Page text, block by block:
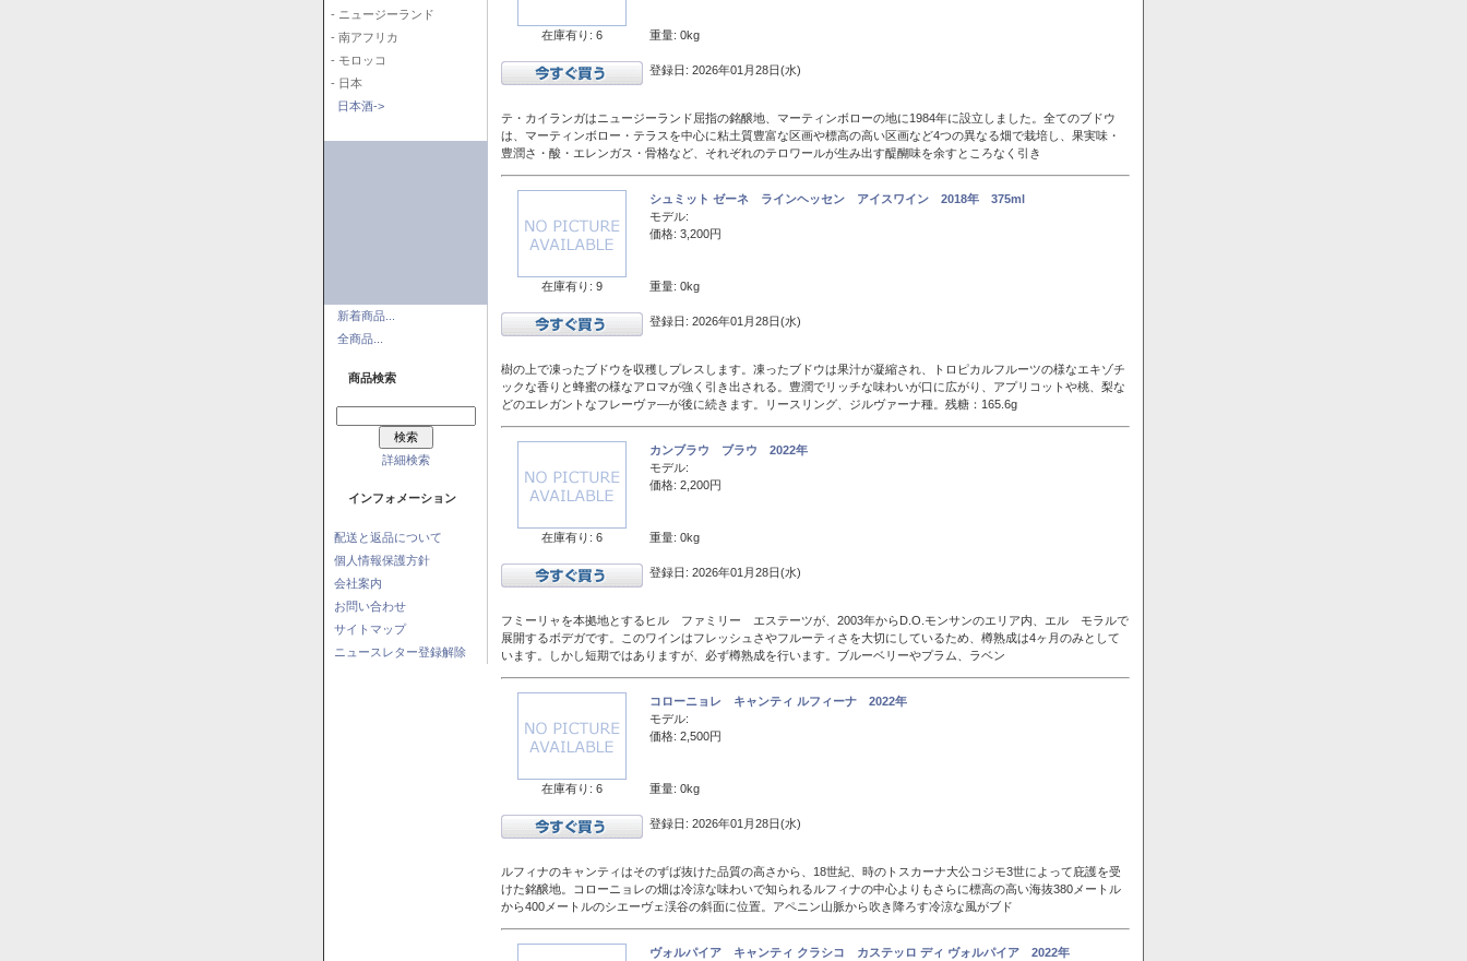
- ニュージーランド
- 南アフリカ
- モロッコ
- 日本
日本酒->
新着商品...
全商品...
商品検索
詳細検索
インフォメーション
配送と返品について
個人情報保護方針
会社案内
お問い合わせ
サイトマップ
ニュースレター登録解除
在庫有り: 6 重量: 0kg
登録日: 2026年01月28日(水)
テ・カイランガはニュージーランド屈指の銘醸地、マーティンボローの地に1984年に設立しました。全てのブドウ
は、マーティンボロー・テラスを中心に粘土質豊富な区画や標高の高い区画など4つの異なる畑で栽培し、果実味・
豊潤さ・酸・エレンガス・骨格など、それぞれのテロワールが生み出す醍醐味を余すところなく引き
在庫有り: 9
シュミット ゼーネ ラインヘッセン アイスワイン 2018年 375ml
モデル:
価格: 3,200円
重量: 0kg
登録日: 2026年01月28日(水)
樹の上で凍ったブドウを収穫しプレスします。凍ったブドウは果汁が凝縮され、トロピカルフルーツの様なエキゾチ
ックな香りと蜂蜜の様なアロマが強く引き出される。豊潤でリッチな味わいが口に広がり、アプリコットや桃、梨な
どのエレガントなフレーヴァ―が後に続きます。リースリング、ジルヴァーナ種。残糖：165.6g
在庫有り: 6
カンブラウ ブラウ 2022年
モデル:
価格: 2,200円
重量: 0kg
登録日: 2026年01月28日(水)
フミーリャを本拠地とするヒル ファミリー エステーツが、2003年からD.O.モンサンのエリア内、エル モラルで
展開するボデガです。このワインはフレッシュさやフルーティさを大切にしているため、樽熟成は4ヶ月のみとして
います。しかし短期ではありますが、必ず樽熟成を行います。ブルーベリーやプラム、ラベン
在庫有り: 6
コローニョレ キャンティ ルフィーナ 2022年
モデル:
価格: 2,500円
重量: 0kg
登録日: 2026年01月28日(水)
ルフィナのキャンティはそのずば抜けた品質の高さから、18世紀、時のトスカーナ大公コジモ3世によって庇護を受
けた銘醸地。コローニョレの畑は冷涼な味わいで知られるルフィナの中心よりもさらに標高の高い海抜380メートル
から400メートルのシエーヴェ渓谷の斜面に位置。アペニン山脈から吹き降ろす冷涼な風がブド
ヴォルパイア キャンティ クラシコ カステッロ ディ ヴォルパイア 2022年